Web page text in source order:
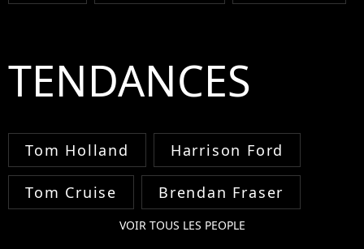
TENDANCES
Tom Holland Harrison Ford
Tom Cruise Brendan Fraser
VOIR TOUS LES PEOPLE